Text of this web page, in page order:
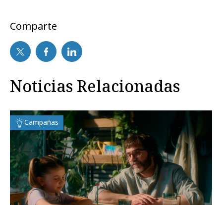
Comparte
Noticias Relacionadas
Campañas